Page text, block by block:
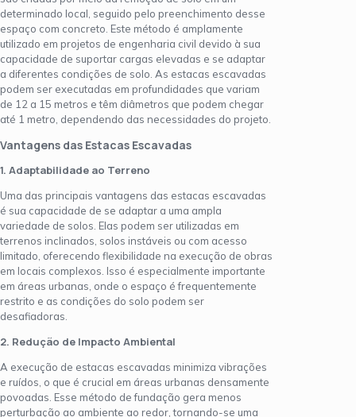
determinado local, seguido pelo preenchimento desse
espaço com concreto. Este método é amplamente
utilizado em projetos de engenharia civil devido à sua
capacidade de suportar cargas elevadas e se adaptar
a diferentes condições de solo. As estacas escavadas
podem ser executadas em profundidades que variam
de 12 a 15 metros e têm diâmetros que podem chegar
até 1 metro, dependendo das necessidades do projeto.
Vantagens das Estacas Escavadas
1. Adaptabilidade ao Terreno
Uma das principais vantagens das estacas escavadas
é sua capacidade de se adaptar a uma ampla
variedade de solos. Elas podem ser utilizadas em
terrenos inclinados, solos instáveis ou com acesso
limitado, oferecendo flexibilidade na execução de obras
em locais complexos. Isso é especialmente importante
em áreas urbanas, onde o espaço é frequentemente
restrito e as condições do solo podem ser
desafiadoras.
2. Redução de Impacto Ambiental
A execução de estacas escavadas minimiza vibrações
e ruídos, o que é crucial em áreas urbanas densamente
povoadas. Esse método de fundação gera menos
perturbação ao ambiente ao redor, tornando-se uma